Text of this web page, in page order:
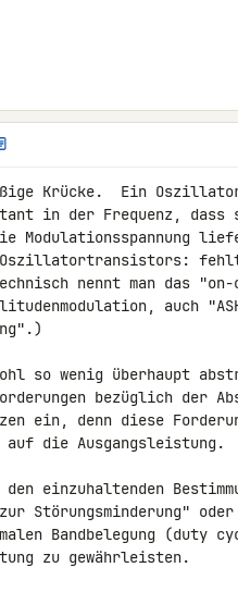
Krücke.  Ein Oszillator
in der Frequenz, dass
Modulationsspannung
Oszillatortransistors:
nennt man das
auch
so wenig überhaupt
bezüglich der
ein, denn diese
die Ausgangsleistung.
einzuhaltenden
zur Störungsminderung"
Bandbelegung (duty
zu gewährleisten.